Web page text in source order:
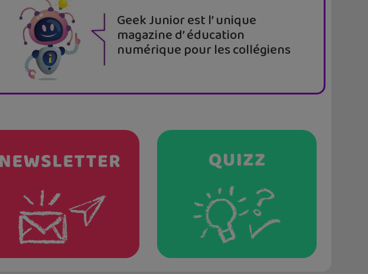
Geek Junior est l’ unique
magazine d’ éducation
numérique pour les collégiens